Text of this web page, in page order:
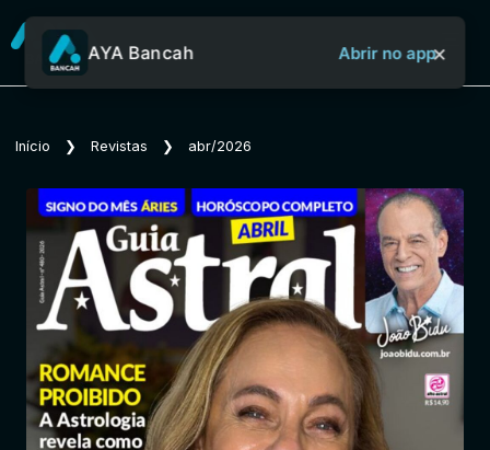
Sobre o Aya Bancah
Início
Revistas
AYA Bancah Abrir no app×
Início ❯ Revistas ❯ abr/2026